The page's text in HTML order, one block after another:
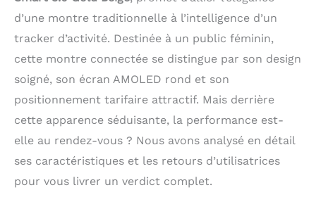
d’une montre traditionnelle à l’intelligence d’un
tracker d’activité. Destinée à un public féminin,
cette montre connectée se distingue par son design
soigné, son écran AMOLED rond et son
positionnement tarifaire attractif. Mais derrière
cette apparence séduisante, la performance est-
elle au rendez-vous ? Nous avons analysé en détail
ses caractéristiques et les retours d’utilisatrices
pour vous livrer un verdict complet.